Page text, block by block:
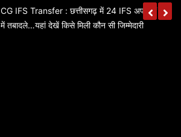
CG IFS Transfer : छत्तीसगढ़ में 24 IFS अफसरों का
में तबादले…यहां देखें किसे मिली कौन सी जिम्मेदारी